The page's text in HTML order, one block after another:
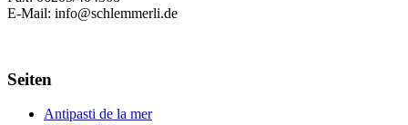
E-Mail: info@schlemmerli.de
Seiten
Antipasti de la mer